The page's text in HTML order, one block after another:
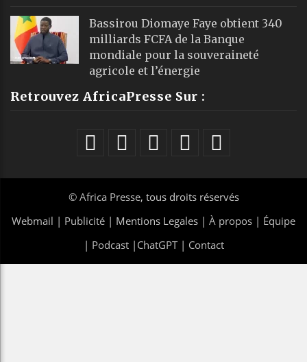
Bassirou Diomaye Faye obtient 340
milliards FCFA de la Banque
mondiale pour la souveraineté
agricole et l’énergie
Retrouvez AfricaPresse Sur :
© Africa Presse, tous droits réservés
Webmail | Publicité | Mentions Legales | À propos | Équipe
| Podcast| ChatGPT| Contact